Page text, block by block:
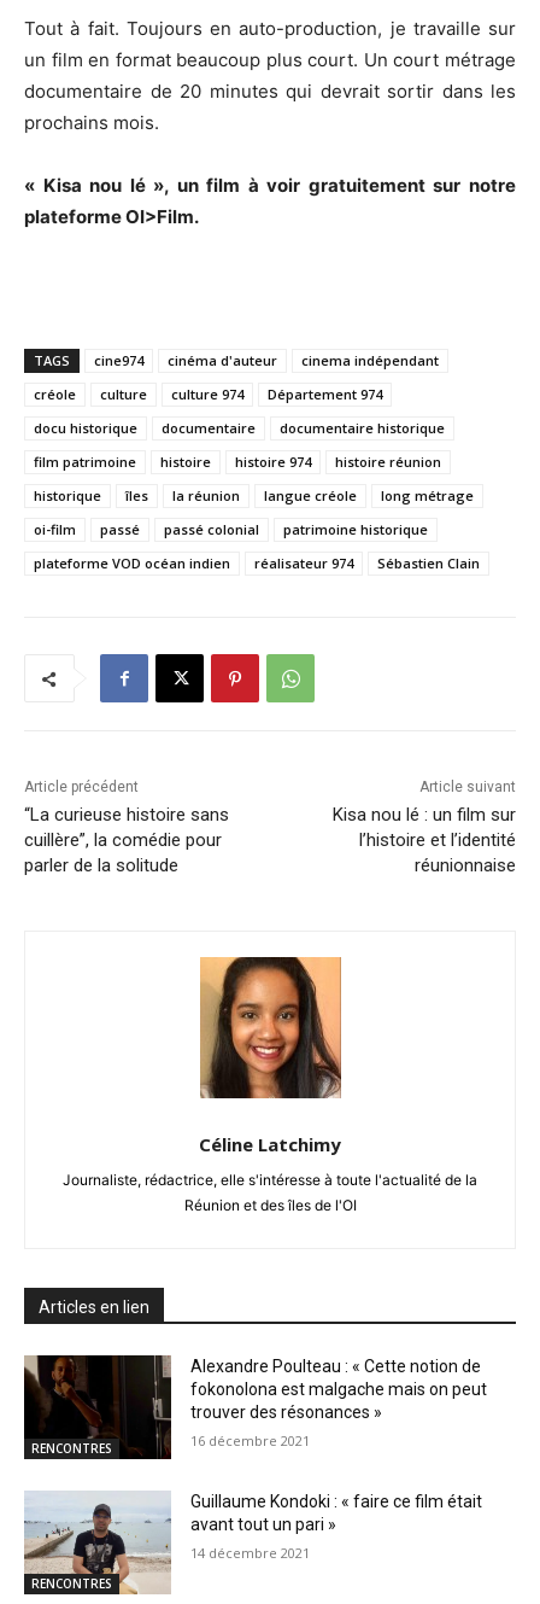
Tout à fait. Toujours en auto-production, je travaille sur
un film en format beaucoup plus court. Un court métrage
documentaire de 20 minutes qui devrait sortir dans les
prochains mois.
« Kisa nou lé », un film à voir gratuitement sur notre
plateforme OI>Film.
TAGS cine974 cinéma d'auteur
cinema indépendant
créole
culture culture 974
Département 974
docu historique
documentaire
documentaire historique
film patrimoine
histoire histoire 974
histoire réunion
historique
îles la réunion langue créole
long métrage
oi-film
passé passé colonial
patrimoine historique
plateforme VOD océan indien
réalisateur 974 Sébastien Clain
Article précédent
“La curieuse histoire sans
cuillère”, la comédie pour
parler de la solitude
Article suivant
Kisa nou lé : un film sur
l’histoire et l’identité
réunionnaise
Céline Latchimy
Journaliste, rédactrice, elle s'intéresse à toute l'actualité de la
Réunion et des îles de l'OI
Articles en lien
RENCONTRES
Alexandre Poulteau : « Cette notion de
fokonolona est malgache mais on peut
trouver des résonances »
16 décembre 2021
RENCONTRES
Guillaume Kondoki : « faire ce film était
avant tout un pari »
14 décembre 2021